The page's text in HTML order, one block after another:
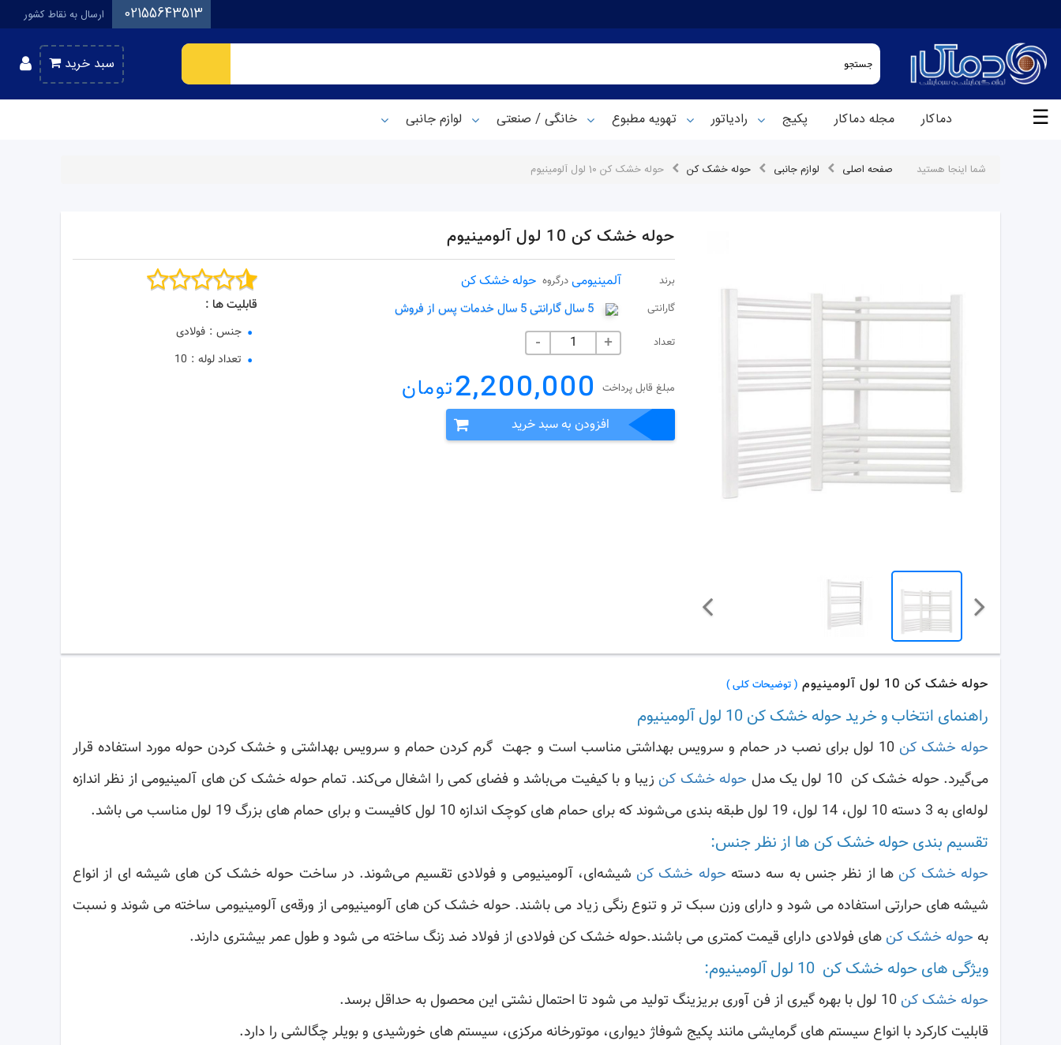
ارسال به نقاط کشور 02155643513
سبد خرید
☰ دماکار مجله دماکار پکیج رادیاتور تهویه مطبوع خانگی / صنعتی لوازم جانبی
شما اینجا هستید صفحه اصلی لوازم جانبی حوله خشک کن حوله خشک کن 10 لول آلومینیوم
حوله خشک کن 10 لول آلومینیوم
برند آلمینیومی درگروه حوله خشک کن
گارانتی 5 سال گارانتی 5 سال خدمات پس از فروش
تعداد - +
مبلغ قابل پرداخت 2,200,000تومان
افزودن به سبد خرید
قابلیت ها :
جنس : فولادی
تعداد لوله :
10
حوله خشک کن 10 لول آلومینیوم ( توضیحات کلی )
راهنمای انتخاب و خرید حوله خشک کن 10 لول آلومینیوم
حوله خشک کن
10 لول برای نصب در حمام و سرویس بهداشتی مناسب است و جهت گرم کردن حمام و سرویس بهداشتی و خشک کردن حوله مورد استفاده قرار
می‌گیرد. حوله خشک کن 10 لول یک مدل
حوله خشک کن زیبا و با کیفیت می‌باشد و فضای کمی را اشغال می‌کند. تمام حوله خشک کن های آلمینیومی از نظر اندازه
لوله‌ای به 3 دسته 10 لول، 14 لول، 19 لول طبقه بندی می‌شوند که برای حمام های کوچک اندازه 10 لول کافیست و برای حمام های بزرگ 19 لول مناسب می باشد.
تقسیم بندی حوله خشک کن ها از نظر جنس:
حوله خشک کن ها از نظر جنس به سه دسته حوله خشک کن شیشه‌ای، آلومینیومی و فولادی تقسیم می‌شوند. در ساخت حوله خشک کن های شیشه ای از انواع
شیشه های حرارتی استفاده می شود و دارای وزن سبک تر و تنوع رنگی زیاد می باشند. حوله خشک کن های آلومینیومی از ورقه‌ی آلومینیومی ساخته می شوند و نسبت
به حوله خشک کن های فولادی دارای قیمت کمتری می باشند.حوله خشک کن فولادی از فولاد ضد زنگ ساخته می شود و طول عمر بیشتری دارند.
ویژگی های حوله خشک کن 10 لول آلومینیوم:
حوله خشک کن
قابلیت کارکرد با انواع سیستم های گرمایشی مانند پکیج شوفاژ دیواری، موتورخانه مرکزی، سیستم های خورشیدی و بویلر چگالشی را دارد.